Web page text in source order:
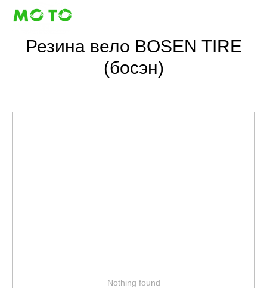
Резина вело BOSEN TIRE
(босэн)
Nothing found